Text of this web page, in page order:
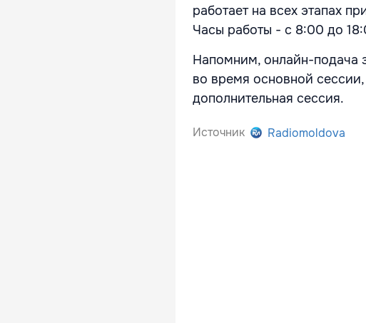
работает на всех этапах
Часы работы - с 8:00 до
Напомним, онлайн-подача
во время основной сессии,
дополнительная сессия.
Источник Radiomoldova